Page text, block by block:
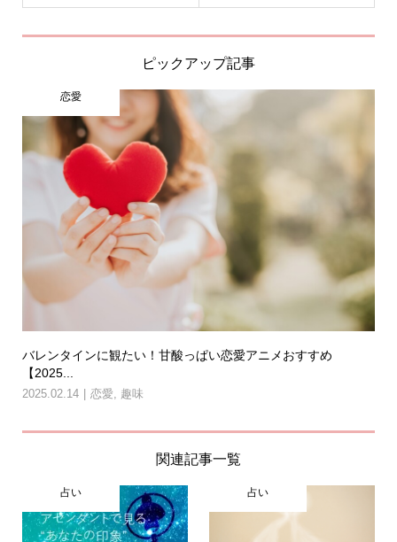
ピックアップ記事
恋愛
バレンタインに観たい！甘酸っぱい恋愛アニメおすすめ
【2025...
2025.02.14 恋愛, 趣味
関連記事一覧
占い 占い